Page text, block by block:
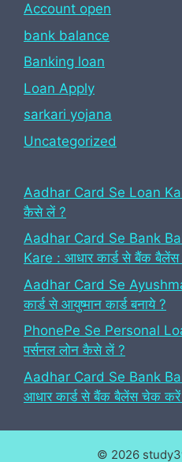
Account open
bank balance
Banking loan
Loan Apply
sarkari yojana
Uncategorized
Aadhar Card Se Loan
कैसे लें ?
Aadhar Card Se Bank
Kare : आधार कार्ड से बैंक
Aadhar Card Se
कार्ड से आयुष्मान कार्ड बनाये ?
PhonePe Se Personal
पर्सनल लोन कैसे लें ?
Aadhar Card Se Bank
आधार कार्ड से बैंक बैलेंस चेक
© 2026